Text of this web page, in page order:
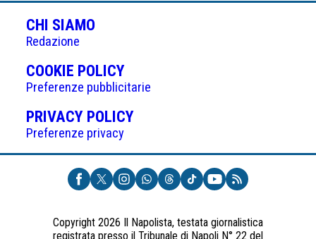
CHI SIAMO
Redazione
COOKIE POLICY(APRE
IN
UNA
NUOVA
Preferenze pubblicitarie
PRIVACY POLICY(APRE
UNA
NUOVA
SCHEDA)
Preferenze privacy
Copyright 2026 Il Napolista, testata giornalistica
registrata presso il Tribunale di Napoli N° 22 del